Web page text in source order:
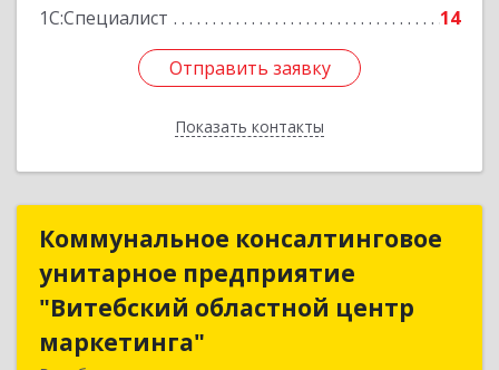
1С:Специалист
14
Отправить заявку
Показать контакты
Отправить заявку
Назад
Коммунальное консалтинговое
унитарное предприятие
"Витебский областной центр
маркетинга"
Коммунальное консалтинговое
унитарное предприятие
"Витебский областной центр